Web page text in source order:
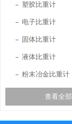
塑胶比重计
电子比重计
固体比重计
液体比重计
粉末冶金比重计
查看全部